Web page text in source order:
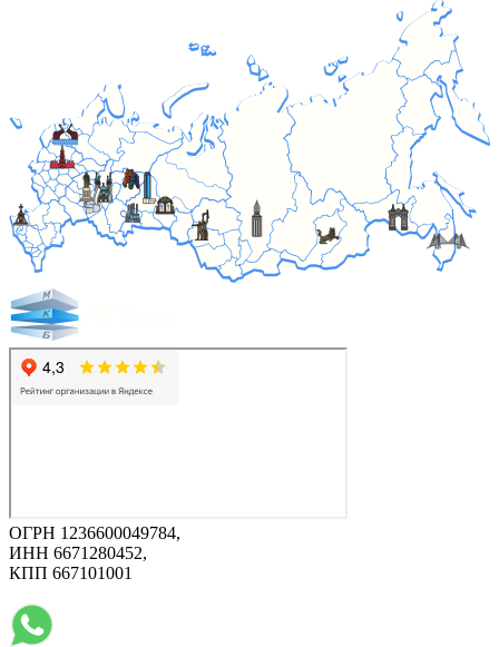
ОГРН 1236600049784,
ИНН 6671280452,
КПП 667101001